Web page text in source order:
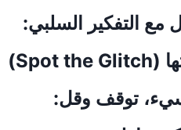
مع التفكير السلبي:
توقف وقل: